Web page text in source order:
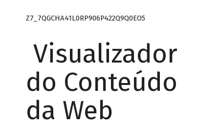
Z7_7QGCHA41L0RP906P422Q9Q0EO5
Visualizador
do Conteúdo
da Web